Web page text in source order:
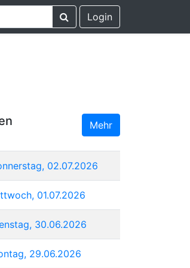
Login
Mehr
02.07.2026
01.07.2026
30.06.2026
29.06.2026